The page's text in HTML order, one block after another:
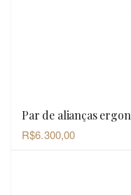
OLHADA RÁPIDA
Par de alianças
R$6.300,00